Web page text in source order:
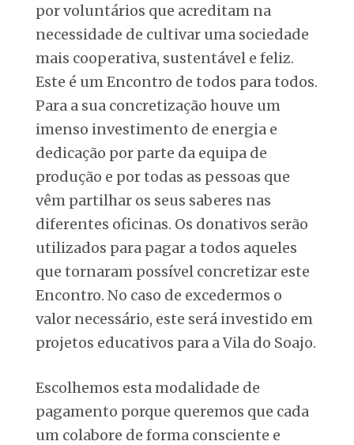
por voluntários que acreditam na
necessidade de cultivar uma sociedade
mais cooperativa, sustentável e feliz.
Este é um Encontro de todos para todos.
Para a sua concretização houve um
imenso investimento de energia e
dedicação por parte da equipa de
produção e por todas as pessoas que
vêm partilhar os seus saberes nas
diferentes oficinas. Os donativos serão
utilizados para pagar a todos aqueles
que tornaram possível concretizar este
Encontro. No caso de excedermos o
valor necessário, este será investido em
projetos educativos para a Vila do Soajo.
Escolhemos esta modalidade de
pagamento porque queremos que cada
um colabore de forma consciente e